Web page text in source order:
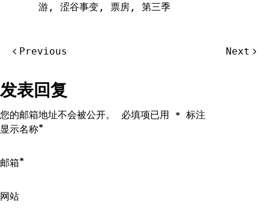
游 , 涩谷事变 , 票房 , 第三季
航
Previous Next
发表回复
您的邮箱地址不会被公开。 必填项已用 * 标注
显示名称*
邮箱*
网站